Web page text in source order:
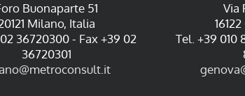
Buonaparte 51
Milano, Italia
36720300 - Fax +39 02
36720301
Via
Tel. +39 010